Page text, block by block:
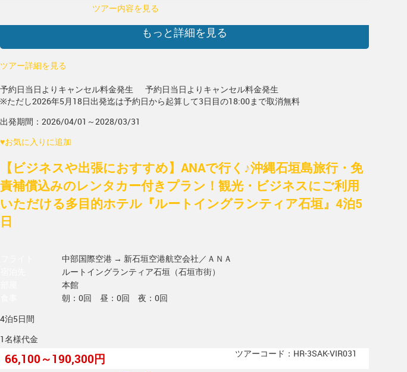
ツアー内容を見る
もっと詳細を見る
ツアー詳細を見る
予約日当日よりキャンセル料金発生
予約日当日よりキャンセル料金発生
※ただし2026年5月18日出発迄は予約日から起算して3日目の18:00まで取消無料
出発期間：2026/04/01～2028/03/31
♥お気に入りに追加
【ビジネスや出張におすすめ】ANAで行く♪沖縄石垣島旅行・免
責補償込みのレンタカー付きプラン！観光・ビジネスにご利用
いただける多目的ホテル『ルートイングランティア石垣』4泊5
日
中部国際空港 → 新石垣空港航空会社／ＡＮＡ
ルートイングランティア石垣（石垣市街）
本館
朝：0回 昼：0回 夜：0回
4泊5日間
1名様代金
66,100～190,300円 ツアーコード：HR-3SAK-VIR031